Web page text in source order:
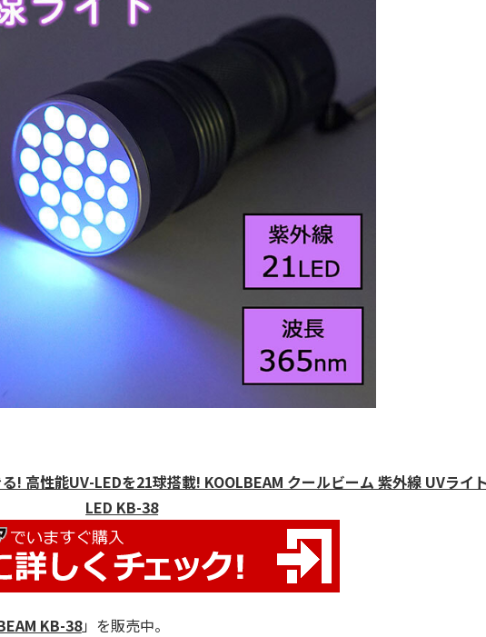
! 高性能UV-LEDを21球搭載! KOOLBEAM クールビーム 紫外線 UVライ
LED KB-38
KB-38」を販売中。